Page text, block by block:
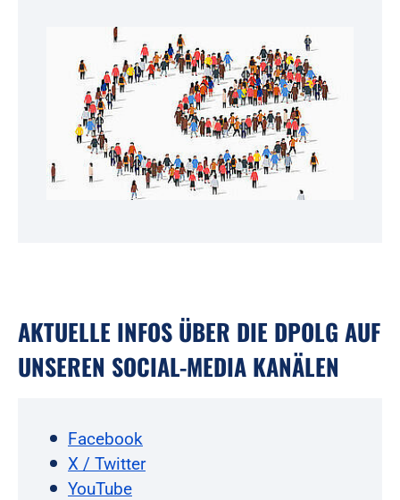
AKTUELLE INFOS ÜBER DIE DPOLG AUF
UNSEREN SOCIAL-MEDIA KANÄLEN
Facebook
X / Twitter
YouTube